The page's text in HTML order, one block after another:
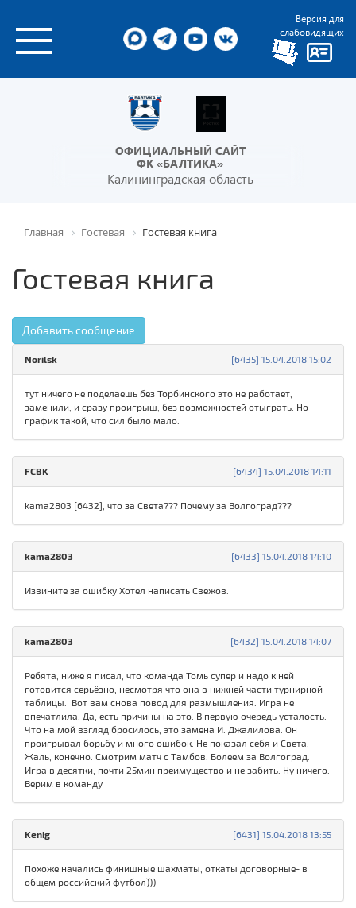
Версия для
слабовидящих
ОФИЦИАЛЬНЫЙ САЙТ
ФК «БАЛТИКА»
Калининградская область
Главная Гостевая Гостевая книга
Гостевая книга
Добавить сообщение
[6435] 15.04.2018 15:02
Norilsk
тут ничего не поделаешь без Торбинского это не работает,
заменили, и сразу проигрыш, без возможностей отыграть. Но
график такой, что сил было мало.
[6434] 15.04.2018 14:11
FCBK
kama2803 [6432], что за Света??? Почему за Волгоград???
[6433] 15.04.2018 14:10
kama2803
Извините за ошибку Хотел написать Свежов.
[6432] 15.04.2018 14:07
kama2803
Ребята, ниже я писал, что команда Томь супер и надо к ней
готовится серьёзно, несмотря что она в нижней части турнирной
таблицы. Вот вам снова повод для размышления. Игра не
впечатлила. Да, есть причины на это. В первую очередь усталость.
Что на мой взгляд бросилось, это замена И. Джалилова. Он
проигрывал борьбу и много ошибок. Не показал себя и Света.
Жаль, конечно. Смотрим матч с Тамбов. Болеем за Волгоград.
Игра в десятки, почти 25мин преимущество и не забить. Ну ничего.
Верим в команду
[6431] 15.04.2018 13:55
Kenig
Похоже начались финишные шахматы, откаты договорные- в
общем российский футбол)))